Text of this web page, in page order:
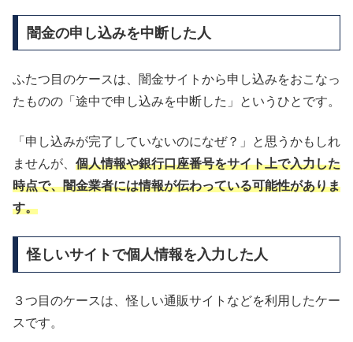
闇金の申し込みを中断した人
ふたつ目のケースは、闇金サイトから申し込みをおこなっ
たものの「途中で申し込みを中断した」というひとです。
「申し込みが完了していないのになぜ？」と思うかもしれ
ませんが、 個人情報や銀行口座番号をサイト上で入力した
時点で、闇金業者には情報が伝わっている可能性がありま
す。
怪しいサイトで個人情報を入力した人
３つ目のケースは、怪しい通販サイトなどを利用したケー
スです。